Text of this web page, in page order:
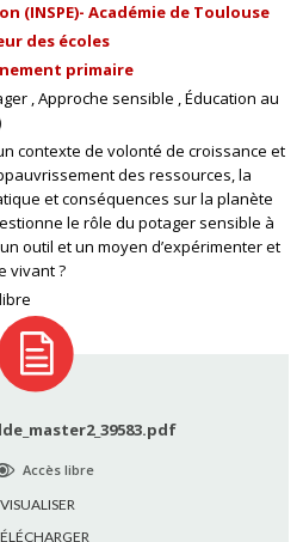
(INSPE)- Académie de Toulouse
des écoles
primaire
Approche sensible Éducation au
contexte de volonté de croissance et
des ressources, la
et conséquences sur la planète
le rôle du potager sensible à
outil et un moyen d’expérimenter et
vivant ?
Accès libre
VISUALISER